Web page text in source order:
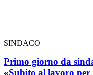
SINDACO
Primo giorno da
«Subito al lavoro